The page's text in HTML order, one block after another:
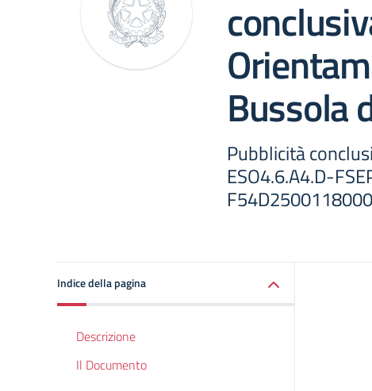
Bussola
Pubblicità
ESO4.6.A4.D-
Indice della pagina
Descrizione
Il Documento